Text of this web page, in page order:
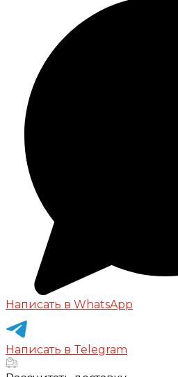
Написать в WhatsApp
Написать в Telegram